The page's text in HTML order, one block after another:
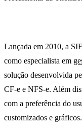
Lançada em 2010, a
como especialista em
solução desenvolvida
CF-e e NFS-e. Além
com a preferência do
customizados e gráficos.